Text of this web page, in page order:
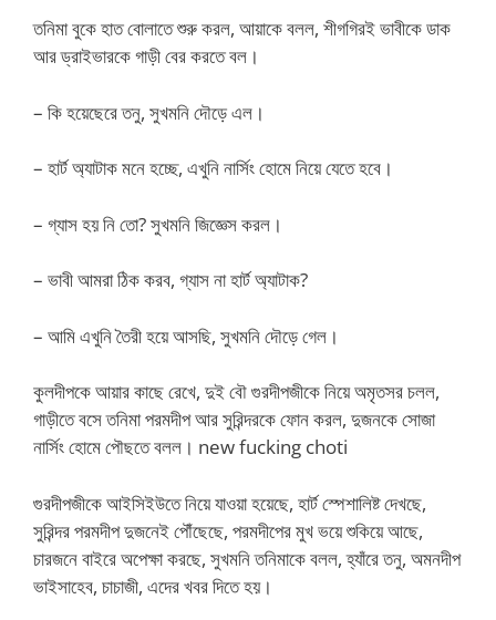
তনিমা বুকে হাত বোলাতে শুরু করল, আয়াকে বলল, শীগগিরই ভাবীকে ডাক
আর ড্রাইভারকে গাড়ী বের করতে বল।
– কি হয়েছেরে তনু, সুখমনি দৌড়ে এল।
– হার্ট অ্যাটাক মনে হচ্ছে, এখুনি নার্সিং হোমে নিয়ে যেতে হবে।
– গ্যাস হয় নি তো? সুখমনি জিজ্ঞেস করল।
– ভাবী আমরা ঠিক করব, গ্যাস না হার্ট অ্যাটাক?
– আমি এখুনি তৈরী হয়ে আসছি, সুখমনি দৌড়ে গেল।
কুলদীপকে আয়ার কাছে রেখে, দুই বৌ গুরদীপজীকে নিয়ে অমৃতসর চলল,
গাড়ীতে বসে তনিমা পরমদীপ আর সুরিন্দরকে ফোন করল, দুজনকে সোজা
নার্সিং হোমে পৌছতে বলল। new fucking choti
গুরদীপজীকে আইসিইউতে নিয়ে যাওয়া হয়েছে, হার্ট স্পেশালিষ্ট দেখছে,
সুরিন্দর পরমদীপ দুজনেই পৌঁছেছে, পরমদীপের মুখ ভয়ে শুকিয়ে আছে,
চারজনে বাইরে অপেক্ষা করছে, সুখমনি তনিমাকে বলল, হ্যাঁরে তনু, অমনদীপ
ভাইসাহেব, চাচাজী, এদের খবর দিতে হয়।